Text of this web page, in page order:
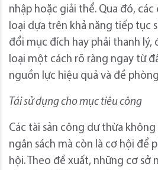
nhập hoặc giải thể. Qua đó, các
loại dựa trên khả năng tiếp tục
đổi mục đích hay phải thanh lý,
loại một cách rõ ràng ngay từ
nguồn lực hiệu quả và đề
Tái sử dụng cho mục tiêu công
Các tài sản công dư thừa
ngân sách mà còn là cơ hội để
hội. Theo đề xuất, những cơ sở